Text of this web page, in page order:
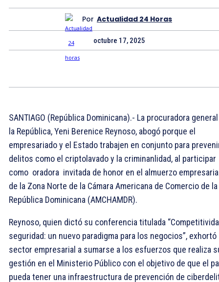
Por Actualidad 24 Horas
octubre 17, 2025
SANTIAGO (República Dominicana).- La procuradora
la República, Yeni Berenice Reynoso, abogó porque el
empresariado y el Estado trabajen en conjunto para
delitos como el criptolavado y la criminanlidad, al participar
como oradora invitada de honor en el almuerzo
de la Zona Norte de la Cámara Americana de Comercio de la
República Dominicana (AMCHAMDR).
Reynoso, quien dictó su conferencia titulada
seguridad: un nuevo paradigma para los negocios”, exhortó
sector empresarial a sumarse a los esfuerzos que realiza
gestión en el Ministerio Público con el objetivo de que el
pueda tener una infraestructura de prevención de